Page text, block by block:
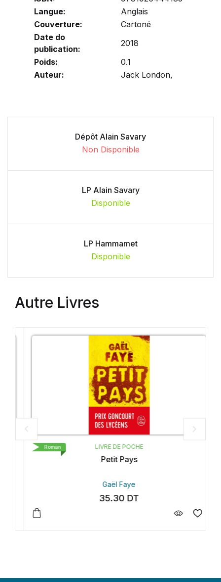
Langue:
Anglais
Couverture:
Cartoné
Date do
publication:
2018
Poids:
0.1
Auteur:
Jack London,
Dépôt Alain Savary
Non Disponible
LP Alain Savary
Disponible
LP Hammamet
Disponible
Autre Livres
LIVRE DE POCHE
Petit Pays
Gaël Faye
35.30DT
Roman